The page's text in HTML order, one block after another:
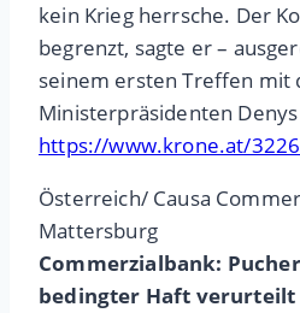
kein Krieg herrsche. Der
begrenzt, sagte er –
seinem ersten Treffen mit
Ministerpräsidenten
https://www.krone.at/
Österreich/ Causa
Mattersburg
Commerzialbank:
bedingter Haft verurteilt